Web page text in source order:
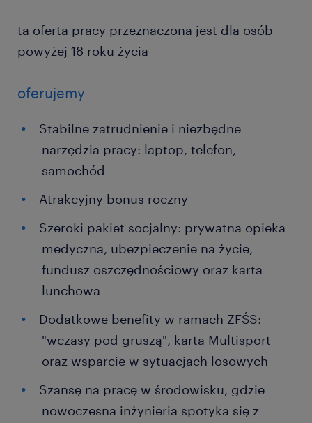
ta oferta pracy przeznaczona jest dla osób
powyżej 18 roku życia
oferujemy
Stabilne zatrudnienie i niezbędne
narzędzia pracy: laptop, telefon,
samochód
Atrakcyjny bonus roczny
Szeroki pakiet socjalny: prywatna opieka
medyczna, ubezpieczenie na życie,
fundusz oszczędnościowy oraz karta
lunchowa
Dodatkowe benefity w ramach ZFŚS:
"wczasy pod gruszą", karta Multisport
oraz wsparcie w sytuacjach losowych
Szansę na pracę w środowisku, gdzie
nowoczesna inżynieria spotyka się z